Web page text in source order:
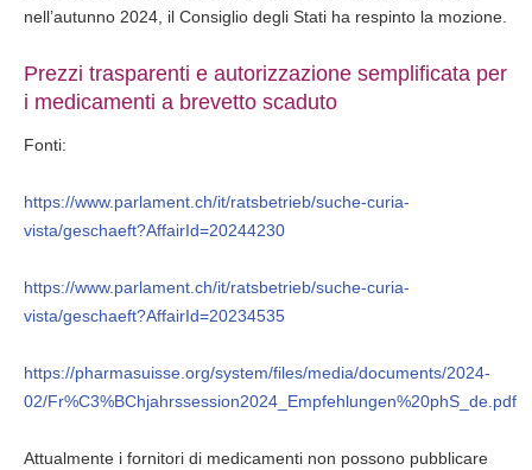
nell’autunno 2024, il Consiglio degli Stati ha respinto la mozione.
Prezzi trasparenti e autorizzazione semplificata per
i medicamenti a brevetto scaduto
Fonti:
https://www.parlament.ch/it/ratsbetrieb/suche-curia-
vista/geschaeft?AffairId=20244230
https://www.parlament.ch/it/ratsbetrieb/suche-curia-
vista/geschaeft?AffairId=20234535
https://pharmasuisse.org/system/files/media/documents/2024-
02/Fr%C3%BChjahrssession2024_Empfehlungen%20phS_de.pdf
Attualmente i fornitori di medicamenti non possono pubblicare